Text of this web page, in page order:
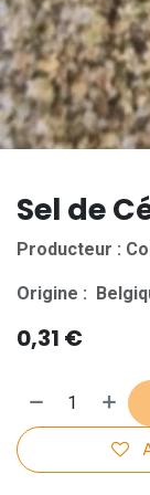
Sel de
Producteur :
Origine :
0,31 €